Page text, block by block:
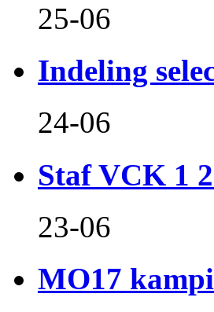
25-06
Indeling
24-06
Staf VCK 1
23-06
MO17